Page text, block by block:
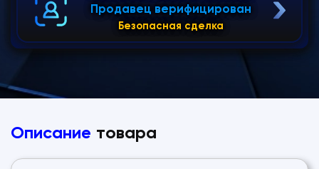
Продавец верифицирован
Безопасная сделка
Описание товара